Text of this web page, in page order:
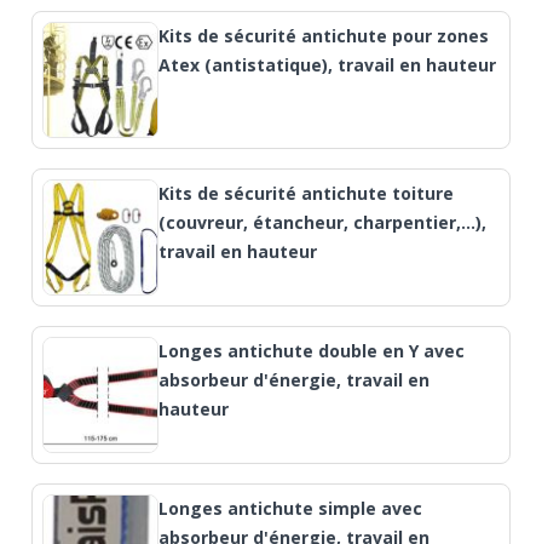
Kits de sécurité antichute pour zones
Atex (antistatique), travail en hauteur
Kits de sécurité antichute toiture
(couvreur, étancheur, charpentier,…),
travail en hauteur
Longes antichute double en Y avec
absorbeur d'énergie, travail en
hauteur
Longes antichute simple avec
absorbeur d'énergie, travail en